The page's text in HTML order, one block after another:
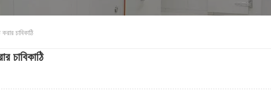
চাবিকাঠি
চাবিকাঠি